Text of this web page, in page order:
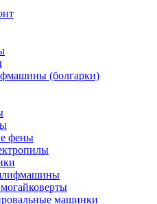
(болгарки)
фены
машинки